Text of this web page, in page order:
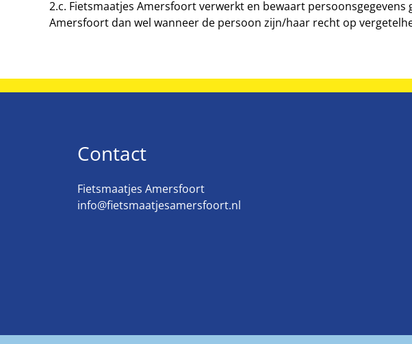
2.c. Fietsmaatjes Amersfoort verwerkt en bewaart
Amersfoort dan wel wanneer de persoon zijn/haar recht op
Contact
Fietsmaatjes Amersfoort
info@fietsmaatjesamersfoort.nl